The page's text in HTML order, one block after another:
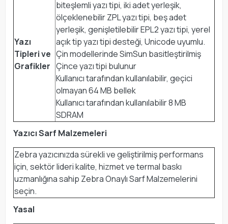
Yazı
Tipleri ve
Grafikler
biteşlemli yazı tipi, iki adet yerleşik,
ölçeklenebilir ZPL yazı tipi, beş adet
yerleşik, genişletilebilir EPL2 yazı tipi, yerel
açık tip yazı tipi desteği, Unicode uyumlu.
Çin modellerinde SimSun basitleştirilmiş
Çince yazı tipi bulunur
Kullanıcı tarafından kullanılabilir, geçici
olmayan 64 MB bellek
Kullanıcı tarafından kullanılabilir 8 MB
SDRAM
Yazıcı Sarf Malzemeleri
Zebra yazıcınızda sürekli ve geliştirilmiş performans
için, sektör lideri kalite, hizmet ve termal baskı
uzmanlığına sahip Zebra Onaylı Sarf Malzemelerini
seçin.
Yasal